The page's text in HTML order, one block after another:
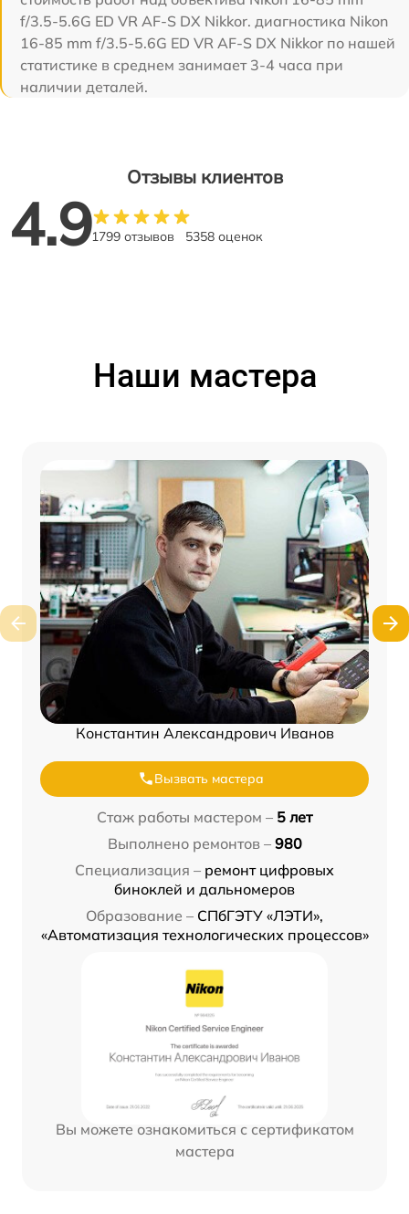
f/3.5-5.6G ED VR AF-S DX Nikkor. диагностика Nikon
16-85 mm f/3.5-5.6G ED VR AF-S DX Nikkor по нашей
статистике в среднем занимает 3-4 часа при
наличии деталей.
Отзывы клиентов
4.91799 отзывов 5358 оценок
Наши мастера
Константин Александрович Иванов
Вызвать мастера
Стаж работы мастером – 5 лет
Выполнено ремонтов – 980
Специализация – ремонт цифровых
биноклей и дальномеров
Образование – СПбГЭТУ «ЛЭТИ»,
«Автоматизация технологических процессов»
Вы можете ознакомиться с сертификатом
мастера